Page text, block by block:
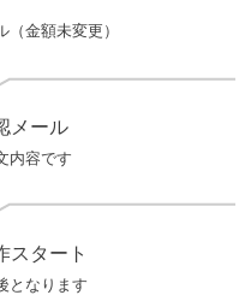
金額未変更）
メール
内容です
スタート
となります